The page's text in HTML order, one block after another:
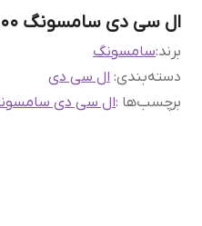
ال سی دی سامسونگ Samsung U900
برند:سامسونگ
دسته‌بندی: ال سی دی
برچسب‌ها :ال سی دی